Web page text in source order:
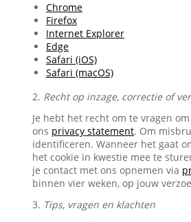
Chrome
Firefox
Internet Explorer
Edge
Safari (iOS)
Safari (macOS)
2. Recht op inzage, correctie of
Je hebt het recht om te vragen
ons privacy statement. Om
identificeren. Wanneer het gaat
het cookie in kwestie mee te
je contact met ons opnemen via
binnen vier weken, op jouw
3. Tips, vragen en klachten